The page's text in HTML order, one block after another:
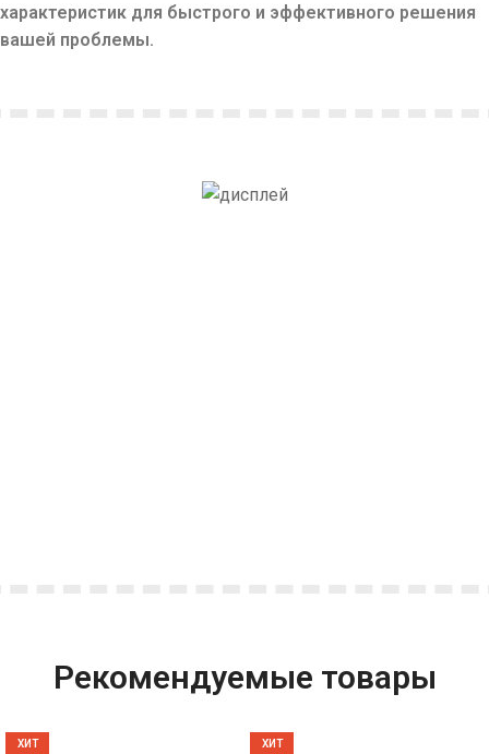
характеристик для быстрого и эффективного решения
вашей проблемы.
Рекомендуемые товары
ХИТ ХИТ